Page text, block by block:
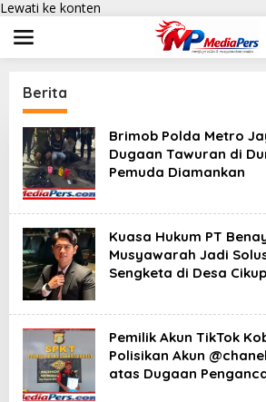
Lewati ke konten
Berita
Brimob Polda Metro
Dugaan Tawuran di
Pemuda Diamankan
Kuasa Hukum PT
Musyawarah Jadi
Sengketa di Desa
Pemilik Akun TikTok
Polisikan Akun
atas Dugaan